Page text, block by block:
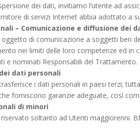
dei dati, invitiamo l’utente ad
di servizi Internet abbia adottato a
– Comunicazione e diffusione dei
di comunicazione a soggetti ben
nei limiti delle loro competenze ed
e nominati Responsabili del Trattamento.
dati personali
i dati personali in paesi terzi;
forniscono garanzie adeguate, così
di minori
riservato soltanto ad Utenti maggiorenni.